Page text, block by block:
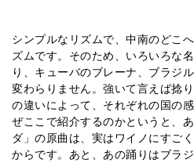
シンプルなリズムで、中南のどこ
ズムです。そのため、いろいろな
り、キューバのブレーナ、ブラジ
変わらりません。強いて言えば捻
の違いによって、それぞれの国の
ぜここで紹介するのかというと、
ダ」の原曲は、実はワイノにすご
からです。あと、あの踊りはブラ